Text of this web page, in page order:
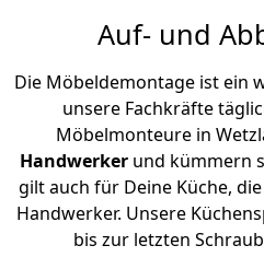
Auf- und
Die Möbeldemontage ist ein
unsere Fachkräfte
Möbelmonteure in
Handwerker und kümmern
gilt auch für Deine Küche,
Handwerker. Unsere
bis zur letzten